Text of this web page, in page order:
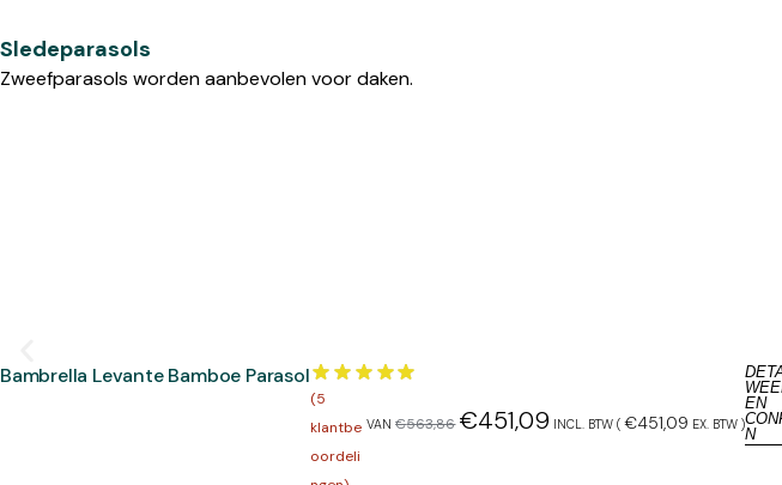
Sledeparasols
Zweefparasols worden aanbevolen voor daken.
Bambrella Levante Bamboe Parasol
(5
klantbe
oordeli
VAN€563,86 €451,09 INCL. BTW (€451,09 EX. BTW)
EN
N